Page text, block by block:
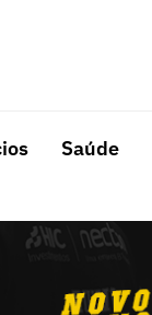
Saúde